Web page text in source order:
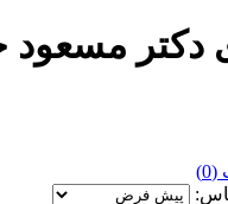
دکتر مسعود